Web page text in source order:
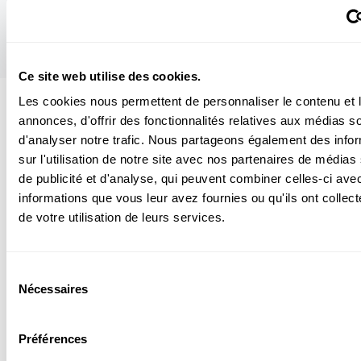
Ce site web utilise des cookies.
Les cookies nous permettent de personnaliser le contenu et
annonces, d'offrir des fonctionnalités relatives aux médias
d'analyser notre trafic. Nous partageons également des
sur l'utilisation de notre site avec nos partenaires de médias
de publicité et d'analyse, qui peuvent combiner celles-ci
informations que vous leur avez fournies ou qu'ils ont
de votre utilisation de leurs services.
Nécessaires
Préférences
Suivezscience.lu
Ces plugins sont masqués car vous avez
refusé les cookies liés aux réseaux sociaux.